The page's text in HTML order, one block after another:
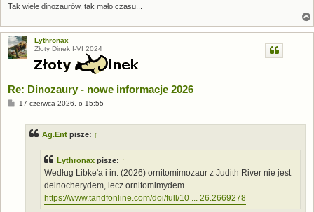
Tak wiele dinozaurów, tak mało czasu...
Lythronax
Złoty Dinek I-VI 2024
Re: Dinozaury - nowe informacje 2026
P17 czerwca 2026, o 15:55
Ag.Ent pisze: ↑
Lythronax pisze: ↑
Według Libke'a i in. (2026) ornitomimozaur z Judith River nie jest
deinocherydem, lecz ornitomimydem.
https://www.tandfonline.com/doi/full/10 ... 26.2669278